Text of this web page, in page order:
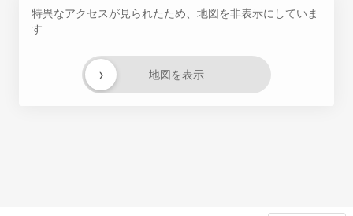
特異なアクセスが見られたため、地図を非表示にしていま
す
地図を表示
›